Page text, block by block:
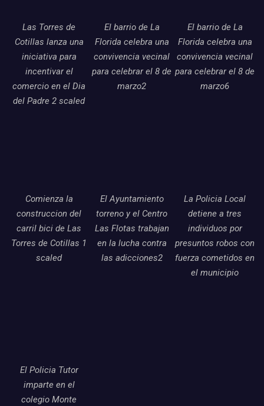
Las Torres de
Cotillas lanza una
iniciativa para
incentivar el
comercio en el Dia
del Padre 2 scaled
El barrio de La
Florida celebra una
convivencia vecinal
para celebrar el 8 de
marzo2
El barrio de La
Florida celebra una
convivencia vecinal
para celebrar el 8 de
marzo6
Comienza la
construccion del
carril bici de Las
Torres de Cotillas 1
scaled
El Ayuntamiento
torreno y el Centro
Las Flotas trabajan
en la lucha contra
las adicciones2
La Policia Local
detiene a tres
individuos por
presuntos robos con
fuerza cometidos en
el municipio
El Policia Tutor
imparte en el
colegio Monte